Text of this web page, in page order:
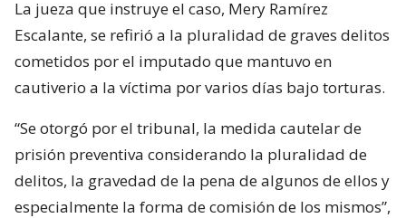
La jueza que instruye el caso, Mery Ramírez
Escalante, se refirió a la pluralidad de graves delitos
cometidos por el imputado que mantuvo en
cautiverio a la víctima por varios días bajo torturas.
“Se otorgó por el tribunal, la medida cautelar de
prisión preventiva considerando la pluralidad de
delitos, la gravedad de la pena de algunos de ellos y
especialmente la forma de comisión de los mismos”,